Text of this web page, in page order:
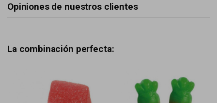
Opiniones de nuestros clientes
La combinación perfecta: